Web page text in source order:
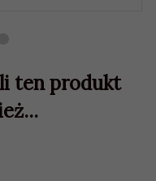
ten produkt